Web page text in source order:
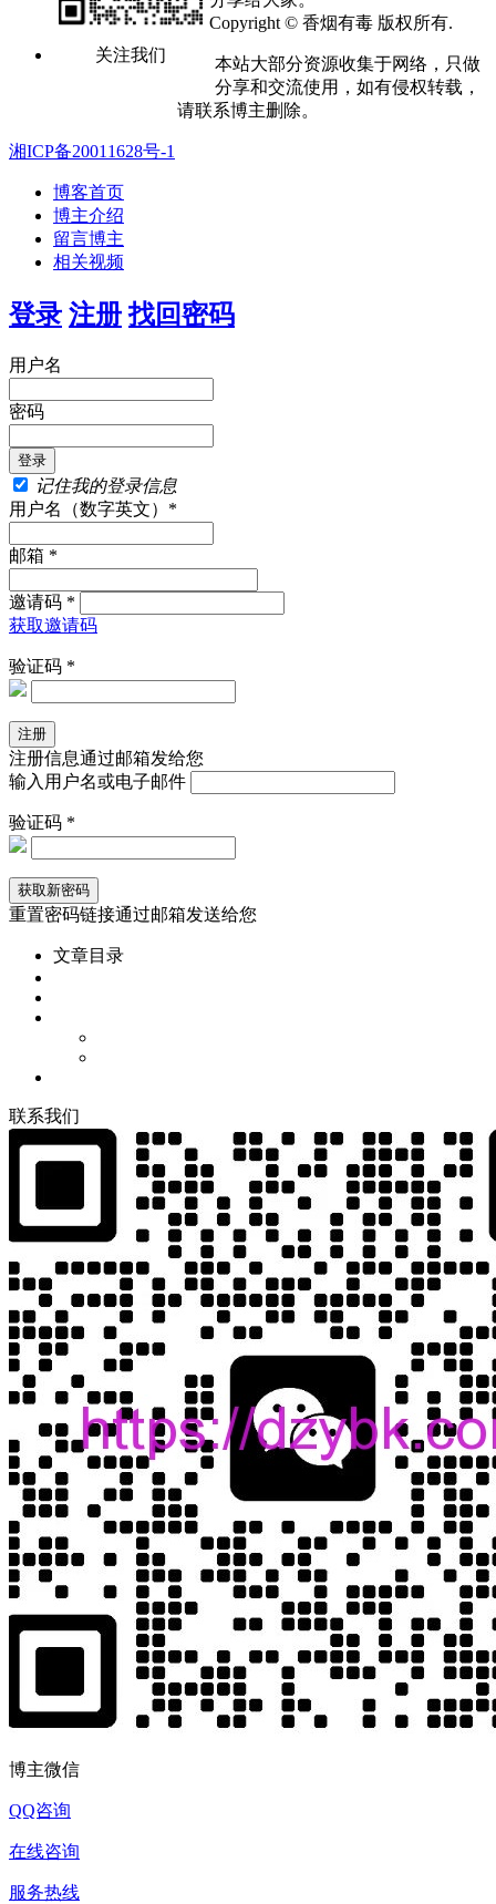
关注我们
Copyright © 香烟有毒 版权所有.
本站大部分资源收集于网络，只做
分享和交流使用，如有侵权转载，
请联系博主删除。
湘ICP备20011628号-1
博客首页
博主介绍
留言博主
相关视频
登录 注册 找回密码
用户名
密码
记住我的登录信息
用户名（数字英文）*
邮箱 *
邀请码 *
获取邀请码
验证码 *
注册信息通过邮箱发给您
输入用户名或电子邮件
验证码 *
重置密码链接通过邮箱发送给您
文章目录
联系我们
博主微信
QQ咨询
在线咨询
服务热线